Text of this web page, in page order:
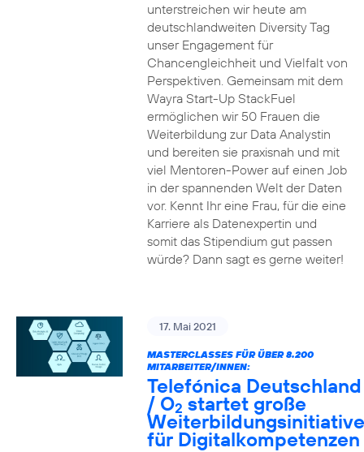
unterstreichen wir heute am
deutschlandweiten Diversity Tag
unser Engagement für
Chancengleichheit und Vielfalt von
Perspektiven. Gemeinsam mit dem
Wayra Start-Up StackFuel
ermöglichen wir 50 Frauen die
Weiterbildung zur Data Analystin
und bereiten sie praxisnah und mit
viel Mentoren-Power auf einen Job
in der spannenden Welt der Daten
vor. Kennt Ihr eine Frau, für die eine
Karriere als Datenexpertin und
somit das Stipendium gut passen
würde? Dann sagt es gerne weiter!
17. Mai 2021
MASTERCLASSES FÜR ÜBER 8.200
MITARBEITER/INNEN:
Telefónica Deutschland
/ O2 startet große
Weiterbildungsinitiative
für Digitalkompetenzen